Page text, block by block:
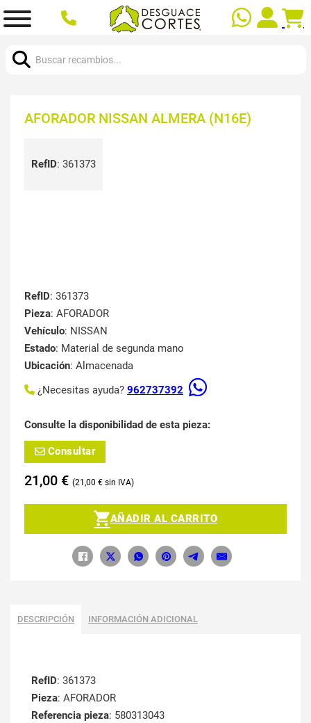
AFORADOR NISSAN ALMERA (N16E)
RefID: 361373
RefID: 361373
Pieza: AFORADOR
Vehículo: NISSAN
Estado: Material de segunda mano
Ubicación: Almacenada
¿Necesitas ayuda? 962737392
Consulte la disponibilidad de esta pieza:
Consultar
21,00 € 21,00 €
AÑADIR AL CARRITO
DESCRIPCIÓN INFORMACIÓN ADICIONAL
RefID: 361373
Pieza: AFORADOR
Referencia pieza: 580313043